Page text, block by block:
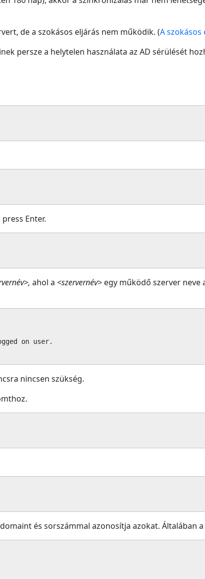
de a szokásos eljárás nem működik. (A
persze a helytelen használata az AD sérülését
Enter.
ahol a <szervernév> egy működő szerver
on user.
nincsen szükség.
és sorszámmal azonosítja azokat. Általában a